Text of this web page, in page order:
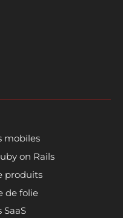
mobiles
on Rails
produits
de folie